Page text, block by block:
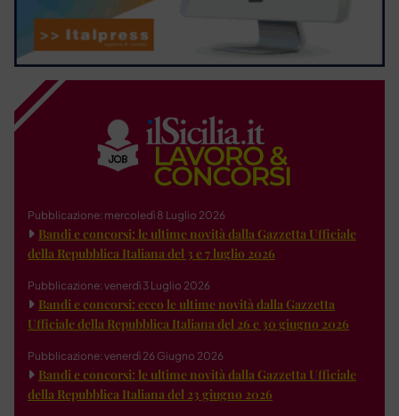
Pubblicazione: mercoledì 8 Luglio 2026
Bandi e concorsi: le ultime novità dalla Gazzetta Ufficiale
della Repubblica Italiana del 3 e 7 luglio 2026
Pubblicazione: venerdì 3 Luglio 2026
Bandi e concorsi: ecco le ultime novità dalla Gazzetta
Ufficiale della Repubblica Italiana del 26 e 30 giugno 2026
Pubblicazione: venerdì 26 Giugno 2026
Bandi e concorsi: le ultime novità dalla Gazzetta Ufficiale
della Repubblica Italiana del 23 giugno 2026